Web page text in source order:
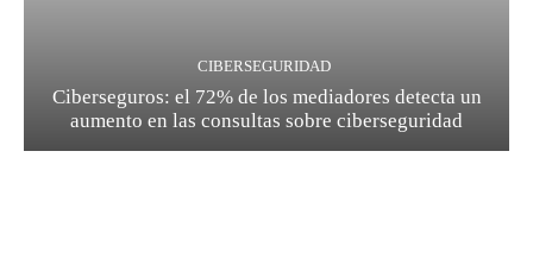
CIBERSEGURIDAD
Ciberseguros: el 72% de los mediadores detecta un
aumento en las consultas sobre ciberseguridad